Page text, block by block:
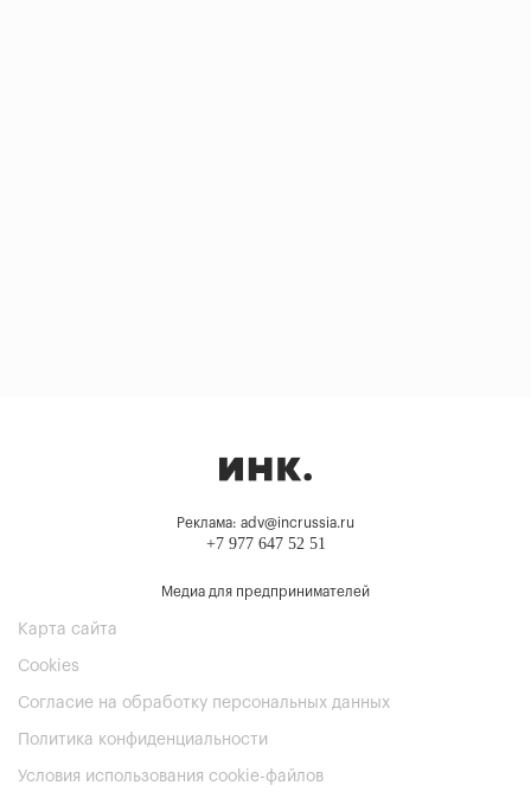
Реклама: adv@incrussia.ru
+7 977 647 52 51
Медиа для предпринимателей
Карта сайта
Cookies
Согласие на обработку персональных данных
Политика конфиденциальности
Условия использования cookie-файлов